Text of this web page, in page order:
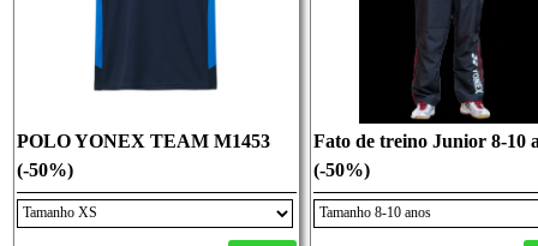
POLO YONEX TEAM M1453
(-50%)
Fato de treino Junior 8-10
(-50%)